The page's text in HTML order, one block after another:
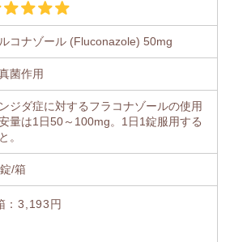
コナゾール (Fluconazole) 50mg
菌作用
ジダ症に対するフラコナゾールの使用
量は1日50～100mg。1日1錠服用する
。
/箱
：3,193円